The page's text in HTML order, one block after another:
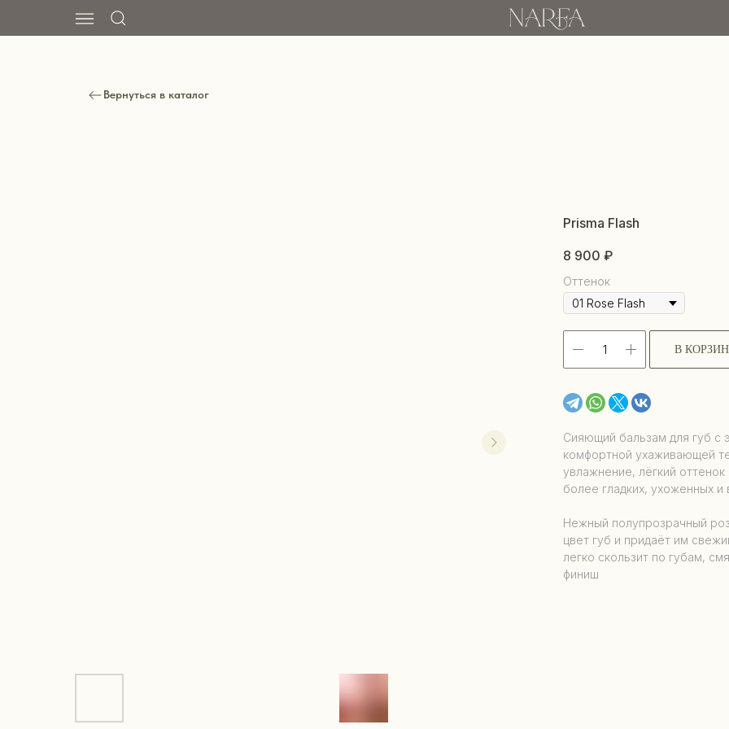
Вернуться в каталог
Prisma Flash
8 900 ₽
Оттенок
В
Сияющий бальзам для губ с
комфортной ухаживающей
увлажнение, лёгкий
более гладких, ухоженных
Нежный полупрозрачный
цвет губ и придаёт им
легко скользит по губам,
финиш